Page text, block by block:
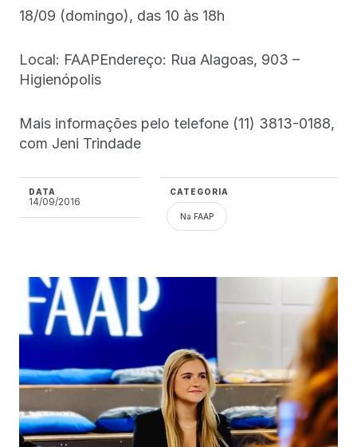
18/09 (domingo), das 10 às 18h
Local: FAAPEndereço: Rua Alagoas, 903 –
Higienópolis
Mais informações pelo telefone (11) 3813-0188,
com Jeni Trindade
DATA
14/09/2016
CATEGORIA
Na FAAP